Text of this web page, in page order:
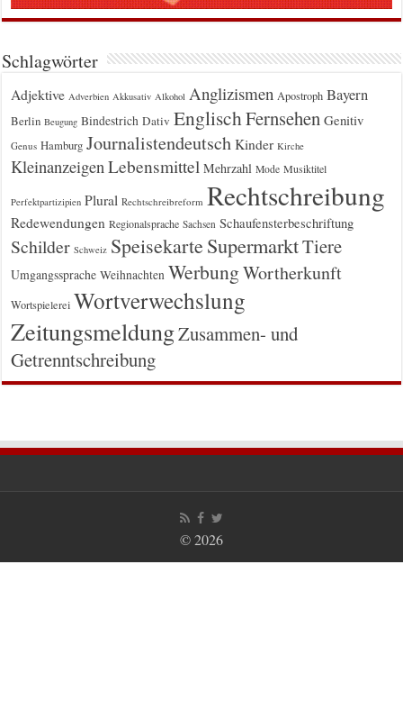
Schlagwörter
Adjektive Adverbien Akkusativ Alkohol Anglizismen Apostroph Bayern
Berlin Beugung Bindestrich Dativ EnglischFernsehen Genitiv
Genus Hamburg Journalistendeutsch Kinder Kirche
Kleinanzeigen Lebensmittel Mehrzahl Mode Musiktitel
Perfektpartizipien Plural Rechtschreibreform Rechtschreibung
Redewendungen Regionalsprache Sachsen Schaufensterbeschriftung
Schilder Schweiz Speisekarte SupermarktTiere
Umgangssprache Weihnachten WerbungWortherkunft
Wortspielerei Wortverwechslung
ZeitungsmeldungZusammen- und
Getrenntschreibung
© 2026